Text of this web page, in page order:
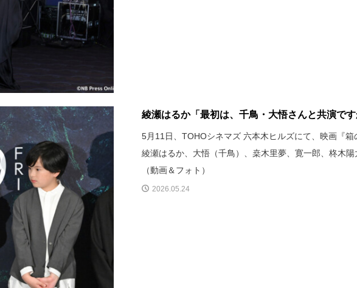
綾瀬はるか「最初は、千鳥・大悟さんと共演で
5月11日、TOHOシネマズ 六本木ヒルズにて、映画『箱
綾瀬はるか、大悟（千鳥）、桒木里夢、寛一郎、柊木陽
（動画＆フォト）
2026.05.24